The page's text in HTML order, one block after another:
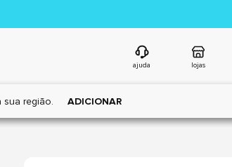
ajuda lojas
sua região. ADICIONAR